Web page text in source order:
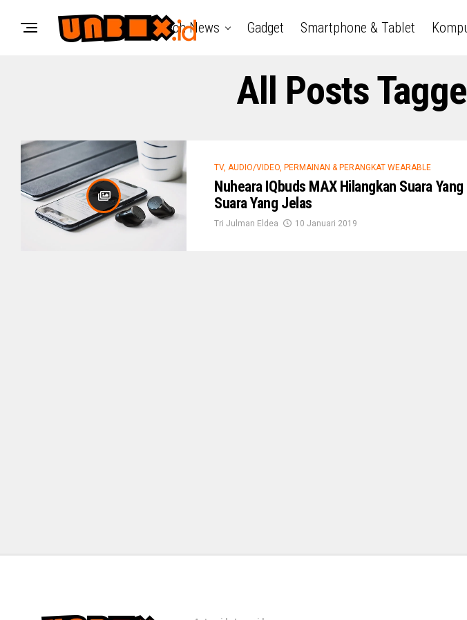
Tech News Gadget Smartphone & Tablet
All Posts
TV, AUDIO/VIDEO, PERMAINAN & PERANGKAT WEARABLE
Nuheara IQbuds MAX Hilangkan Suara
Suara Yang Jelas
Tri Julman Eldea 10 Januari 2019